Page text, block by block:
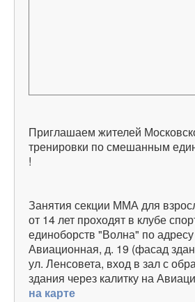
Приглашаем жителей
тренировки по смешанным
!
Занятия секции ММА для
от 14 лет проходят в клубе
единоборств "Волна" по адресу
Авиационная, д. 19 (фасад
ул. Ленсовета, вход в зал с
здания через калитку на
на карте